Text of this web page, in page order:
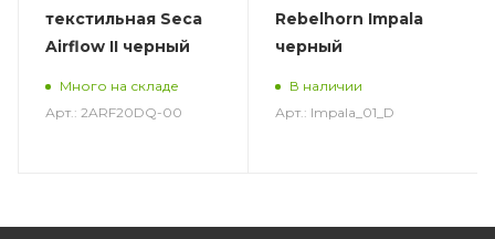
текстильная Seca
Airflow II черный
Много на складе
Арт.: 2ARF20DQ-00
Rebelhorn Impala
черный
В наличии
Арт.: Impala_01_D